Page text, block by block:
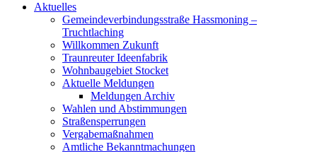
Aktuelles
Gemeindeverbindungsstraße Hassmoning –
Truchtlaching
Willkommen Zukunft
Traunreuter Ideenfabrik
Wohnbaugebiet Stocket
Aktuelle Meldungen
Meldungen Archiv
Wahlen und Abstimmungen
Straßensperrungen
Vergabemaßnahmen
Amtliche Bekanntmachungen